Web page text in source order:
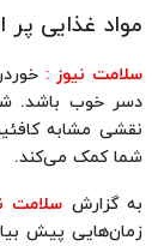
مواد غذایی پر
سلامت نیوز :
دسر خوب باشد.
نقشی مشابه
شما کمک می‌کند.
به گزارش سلامت
زمان‌هایی پیش